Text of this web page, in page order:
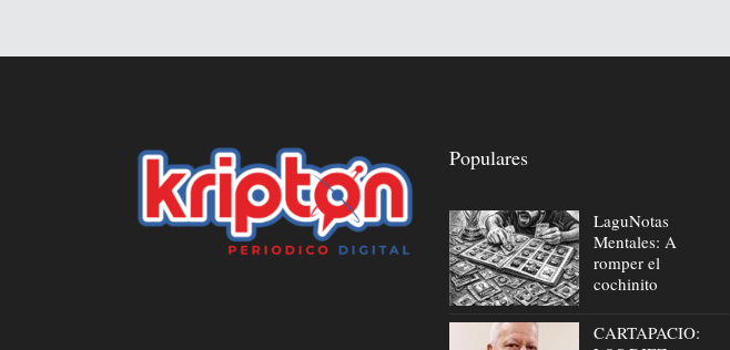
Populares
LaguNotas
Mentales: A
romper el
cochinito
CARTAPACIO: